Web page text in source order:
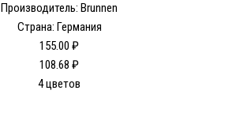
Производитель: Brunnen
Страна: Германия
155.00 ₽
108.68 ₽
4 цветов